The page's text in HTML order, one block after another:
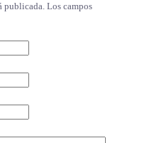
publicada. Los campos